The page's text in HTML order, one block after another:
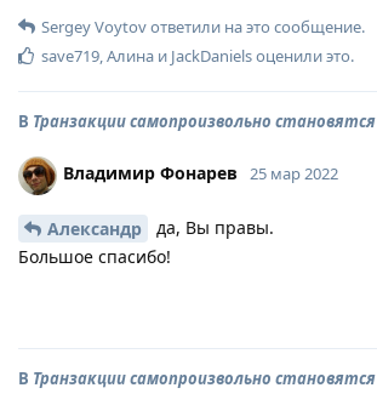
Sergey Voytovответили на это сообщение.
save719 Алина и JackDanielsоценили это.
В Транзакции самопроизвольно
Владимир Фонарев 25 мар 2022
Александр
да, Вы правы.
Большое спасибо!
В Транзакции самопроизвольно